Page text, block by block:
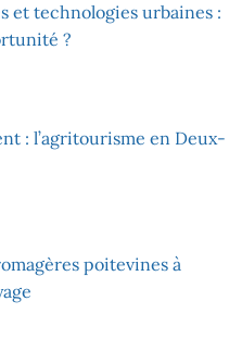
et technologies urbaines :
?
: l’agritourisme en Deux-
poitevines à